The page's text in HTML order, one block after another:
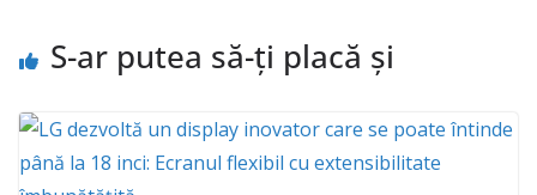
S-ar putea să-ți placă și